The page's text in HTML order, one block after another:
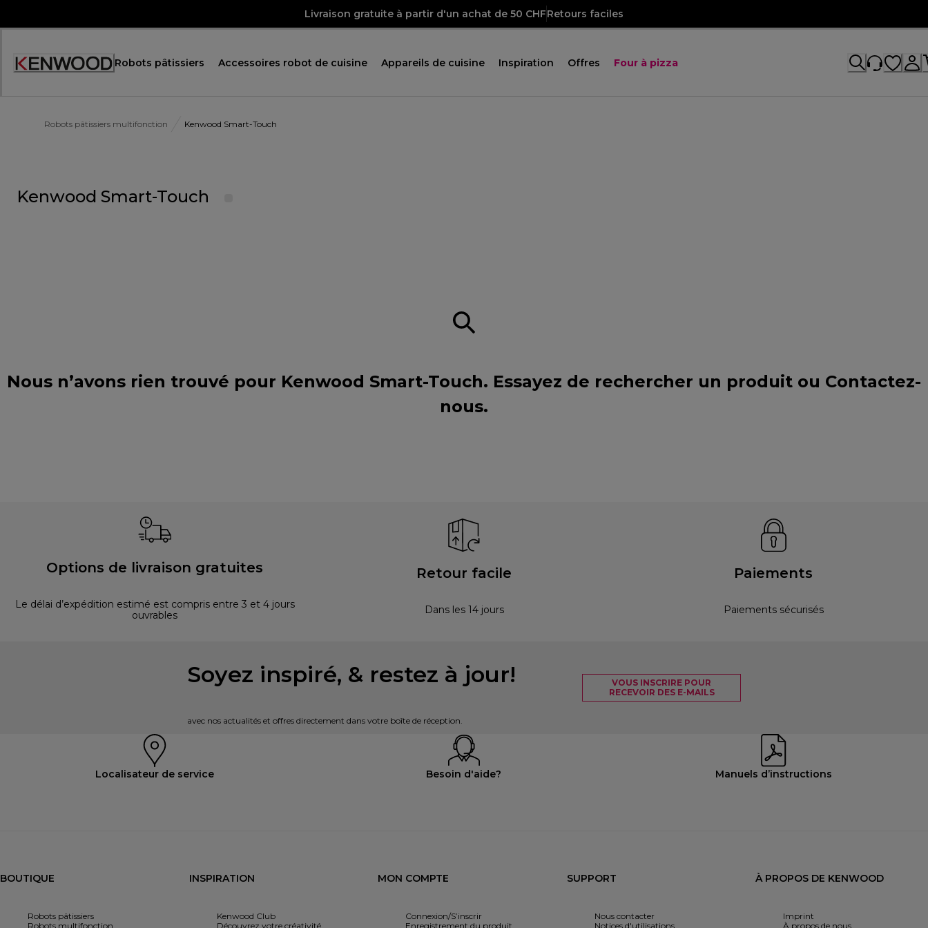
Livraison gratuite à partir d'un achat de 50 CHFRetours faciles
Accessibility
Robots pâtissiers Accessoires robot de cuisine Appareils de cuisine Inspiration Offres Four à pizza
Robots pâtissiers multifonction Kenwood Smart-Touch
Kenwood Smart-Touch
Nous n’avons rien trouvé pour Kenwood Smart-Touch. Essayez de rechercher un produit ou Contactez-
nous.
Options de livraison gratuites
Le délai d’expédition estimé est compris entre 3 et 4 jours
ouvrables
Retour facile
Dans les 14 jours
Paiements
Paiements sécurisés
Soyez inspiré, & restez à jour!
avec nos actualités et offres directement dans votre boîte de réception.
VOUS INSCRIRE POUR
RECEVOIR DES E-MAILS
Localisateur de service Besoin d'aide? Manuels d’instructions
BOUTIQUE
Robots pâtissiers
Robots multifonction
INSPIRATION
Kenwood Club
Découvrez votre créativité
MON COMPTE
Connexion/S’inscrir
Enregistrement du produit
SUPPORT
Nous contacter
Notices d'utilisations
À PROPOS DE KENWOOD
Imprint
À propos de nous